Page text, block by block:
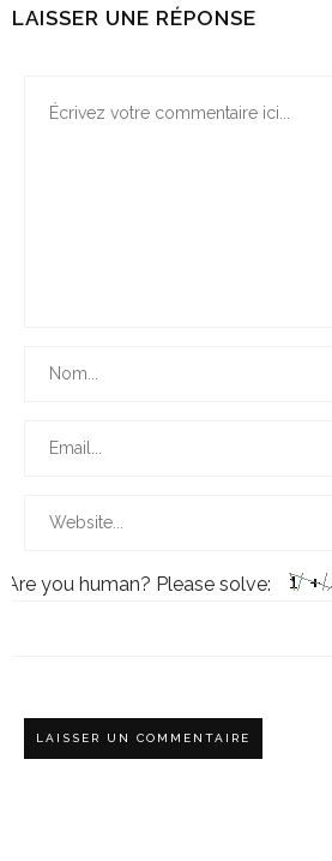
LAISSER UNE RÉPONSE
Are you human? Please solve: